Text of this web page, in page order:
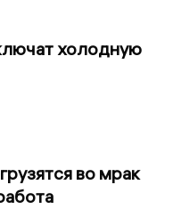
холодную
во мрак